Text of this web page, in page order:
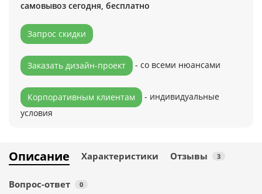
самовывоз сегодня, бесплатно
Запрос скидки
Заказать дизайн-проект - со всеми нюансами
Корпоративным клиентам
- индивидуальные
условия
Описание Характеристики Отзывы 3
Вопрос-ответ 0